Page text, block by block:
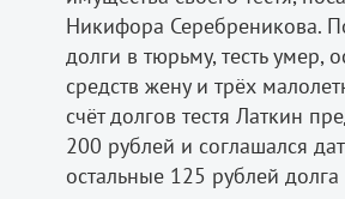
Никифора Серебреникова.
долги в тюрьму, тесть умер,
средств жену и трёх
счёт долгов тестя Латкин
200 рублей и соглашался
остальные 125 рублей